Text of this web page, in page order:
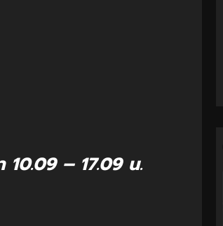
10.09 – 17.09 น.